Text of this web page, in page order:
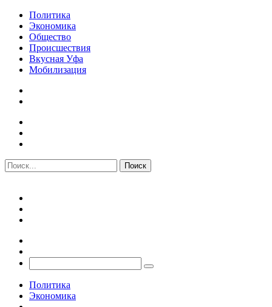
Политика
Экономика
Общество
Происшествия
Вкусная Уфа
Мобилизация
Политика
Экономика